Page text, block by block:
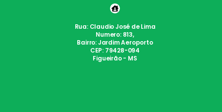
Rua: Claudio José de Lima
Numero: 813,
Bairro: Jardim Aeroporto
CEP: 79428-094
Figueirão - MS